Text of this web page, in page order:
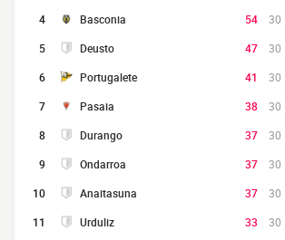
4 Basconia 54 30
5 Deusto 47 30
6 Portugalete 41 30
7 Pasaia 38 30
8 Durango 37 30
9 Ondarroa 37 30
10 Anaitasuna 37 30
11 Urduliz 33 30